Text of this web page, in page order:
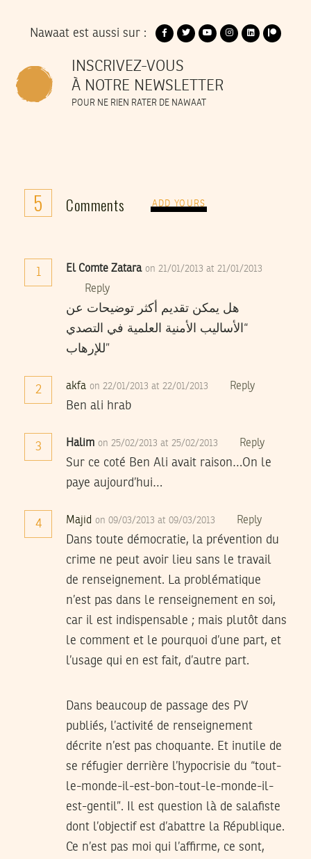
Nawaat est aussi sur :
INSCRIVEZ-VOUS
À NOTRE NEWSLETTER
POUR NE RIEN RATER DE NAWAAT
5 Comments ADD YOURS
1 El Comte Zatara on 21/01/2013 at 21/01/2013
Reply
هل يمكن تقديم أكثر توضيحات عن
“الأساليب الأمنية العلمية في التصدي
للإرهاب”
2 akfa on 22/01/2013 at 22/01/2013 Reply
Ben ali hrab
3 Halim on 25/02/2013 at 25/02/2013 Reply
Sur ce coté Ben Ali avait raison…On le
paye aujourd’hui…
4 Majid on 09/03/2013 at 09/03/2013 Reply
Dans toute démocratie, la prévention du
crime ne peut avoir lieu sans le travail
de renseignement. La problématique
n’est pas dans le renseignement en soi,
car il est indispensable ; mais plutôt dans
le comment et le pourquoi d’une part, et
l’usage qui en est fait, d’autre part.
Dans beaucoup de passage des PV
publiés, l’activité de renseignement
décrite n’est pas choquante. Et inutile de
se réfugier derrière l’hypocrisie du “tout-
le-monde-il-est-bon-tout-le-monde-il-
est-gentil”. Il est question là de salafiste
dont l’objectif est d’abattre la République.
Ce n’est pas moi qui l’affirme, ce sont,